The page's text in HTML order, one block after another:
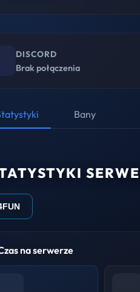
DISCORD
Brak połączenia
Bany
na serwerze